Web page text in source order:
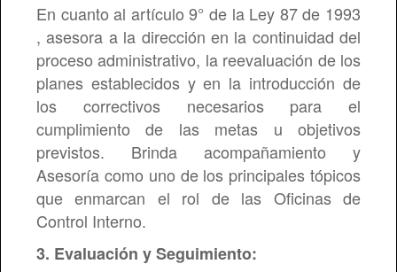
En cuanto al artículo 9° de la Ley 87 de 1993
, asesora a la dirección en la continuidad del
proceso administrativo, la reevaluación de los
planes establecidos y en la introducción de
los correctivos necesarios para el
cumplimiento de las metas u objetivos
previstos. Brinda acompañamiento y
Asesoría como uno de los principales tópicos
que enmarcan el rol de las Oficinas de
Control Interno.
3. Evaluación y Seguimiento: